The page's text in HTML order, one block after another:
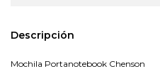
Descripción
Mochila Portanotebook Chenson